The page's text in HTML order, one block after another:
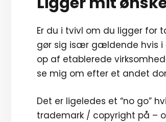
Er du i tvivl om du ligger for
gør sig især gældende hvis i
op af etablerede
se mig om efter et andet
Det er ligeledes et “no go”
trademark / copyright på –